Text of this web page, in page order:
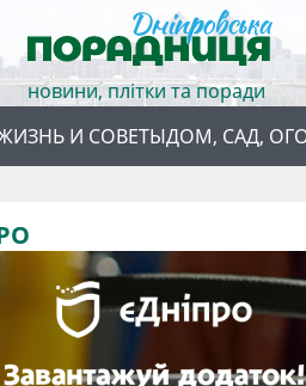
новини, плітки та поради
И СОВЕТЫДОМ, САД,